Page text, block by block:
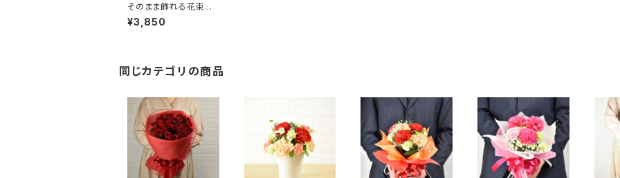
そのまま飾れる花束
ピンク
¥3,850
同じカテゴリの商品